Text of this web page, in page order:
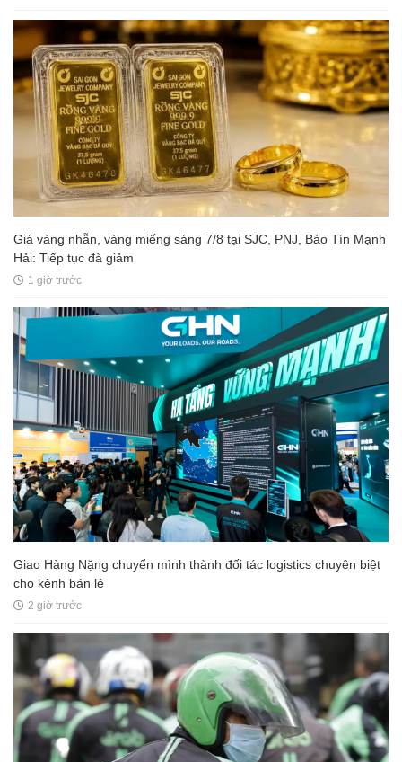
Giá vàng nhẫn, vàng miếng sáng 7/8 tại SJC, PNJ, Bảo Tín Mạnh
Hải: Tiếp tục đà giảm
1 giờ trước
Giao Hàng Nặng chuyển mình thành đối tác logistics chuyên biệt
cho kênh bán lẻ
2 giờ trước